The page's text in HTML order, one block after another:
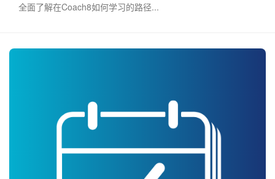
全面了解在Coach8如何学习的路径...